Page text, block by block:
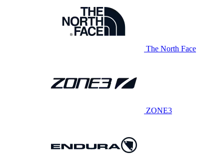
The North Face
ZONE3